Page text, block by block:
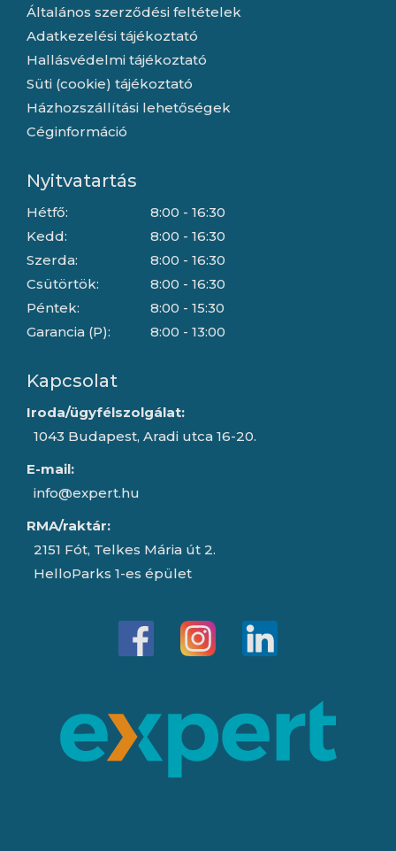
Általános szerződési feltételek
Adatkezelési tájékoztató
Hallásvédelmi tájékoztató
Süti (cookie) tájékoztató
Házhozszállítási lehetőségek
Céginformáció
Nyitvatartás
Hétfő:
Kedd:
Szerda:
Csütörtök:
Péntek:
Garancia (P):
8:00 - 16:30
8:00 - 16:30
8:00 - 16:30
8:00 - 16:30
8:00 - 15:30
8:00 - 13:00
Kapcsolat
Iroda/ügyfélszolgálat:
1043 Budapest, Aradi utca 16-20.
E-mail:
info@expert.hu
RMA/raktár:
2151 Fót, Telkes Mária út 2.
HelloParks 1-es épület